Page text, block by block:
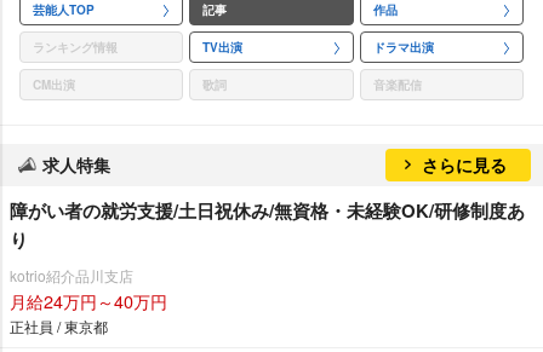
芸能人TOP 記事 作品
ランキング情報 TV出演 ドラマ出演
CM出演 歌詞 音楽配信
求人特集 さらに見る
障がい者の就労支援/土日祝休み/無資格・未経験OK/研修制度あ
り
kotrio紹介品川支店
月給24万円～40万円
正社員 / 東京都